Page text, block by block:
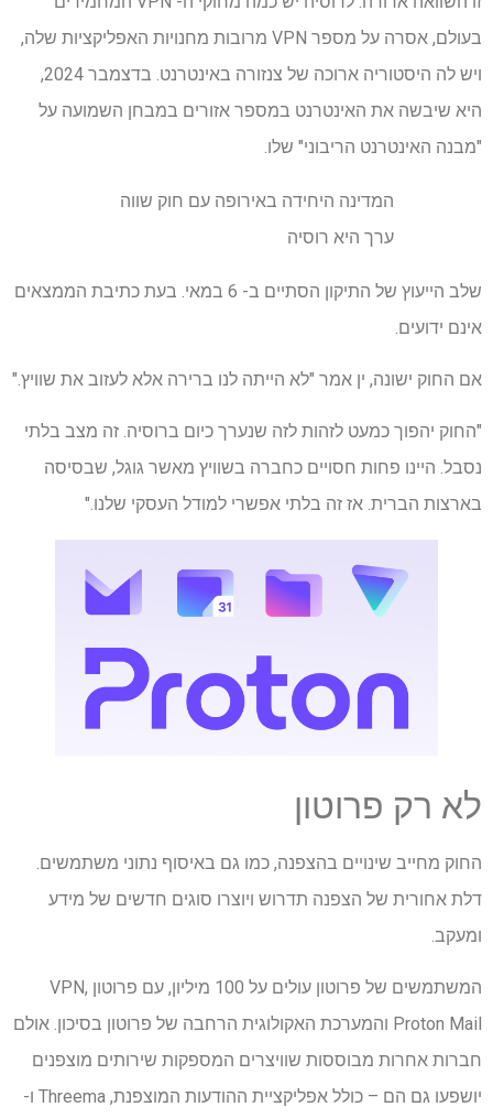
בעולם, אסרה על מספר VPN מרובות מחנויות האפליקציות שלה,
ויש לה היסטוריה ארוכה של צנזורה באינטרנט. בדצמבר 2024,
היא שיבשה את האינטרנט במספר אזורים במבחן השמועה על
"מבנה האינטרנט הריבוני" שלו.
המדינה היחידה באירופה עם חוק שווה
ערך היא רוסיה
שלב הייעוץ של התיקון הסתיים ב- 6 במאי. בעת כתיבת הממצאים
אינם ידועים.
אם החוק ישונה, ין אמר "לא הייתה לנו ברירה אלא לעזוב את שוויץ."
"החוק יהפוך כמעט לזהות לזה שנערך כיום ברוסיה. זה מצב בלתי
נסבל. היינו פחות חסויים כחברה בשוויץ מאשר גוגל, שבסיסה
בארצות הברית. אז זה בלתי אפשרי למודל העסקי שלנו."
לא רק פרוטון
החוק מחייב שינויים בהצפנה, כמו גם באיסוף נתוני משתמשים.
דלת אחורית של הצפנה תדרוש ויוצרו סוגים חדשים של מידע
ומעקב.
המשתמשים של פרוטון עולים על 100 מיליון, עם פרוטון VPN,
Proton Mail והמערכת האקולוגית הרחבה של פרוטון בסיכון. אולם
חברות אחרות מבוססות שוויצרים המספקות שירותים מוצפנים
יושפעו גם הם – כולל אפליקציית ההודעות המוצפנת, Threema ו-